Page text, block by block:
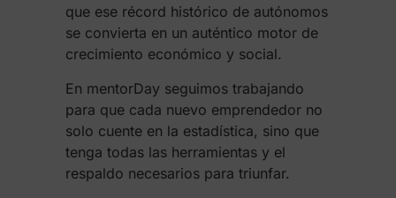
que ese récord histórico de autónomos
se convierta en un auténtico motor de
crecimiento económico y social.
En mentorDay seguimos trabajando
para que cada nuevo emprendedor no
solo cuente en la estadística, sino que
tenga todas las herramientas y el
respaldo necesarios para triunfar.